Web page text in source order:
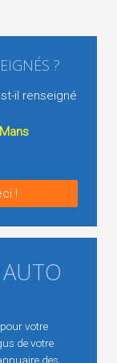
?
il renseigné
!
votre
de votre
des